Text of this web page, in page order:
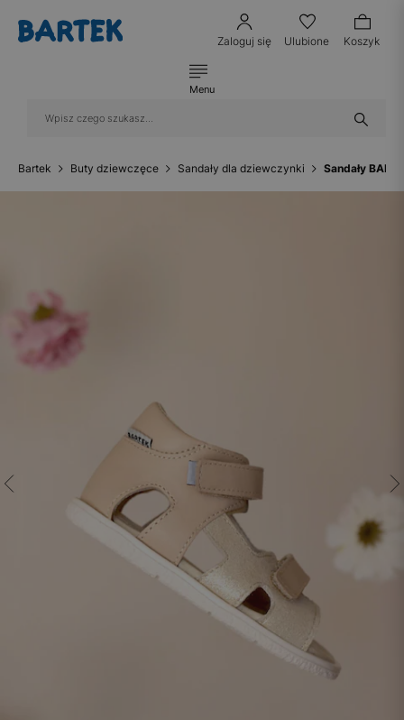
Zaloguj się Ulubione Koszyk
Menu
Bartek Buty dziewczęce Sandały dla dziewczynki Sandały